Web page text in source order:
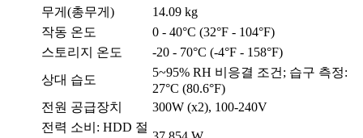
무게(총무게)
14.09 kg
작동 온도
0 - 40°C (32°F - 104°F)
스토리지 온도
-20 - 70°C (-4°F - 158°F)
상대 습도
5~95% RH 비응결 조건; 습구 측정:
27°C (80.6°F)
전원 공급장치
300W (x2), 100-240V
전력 소비: HDD 절